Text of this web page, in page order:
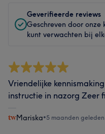
Geverifieerde reviews
Geschreven door
kunt verwachten bij
Vriendelijke
instructie in nazorg Zeer
Mariska•5 maanden geleden